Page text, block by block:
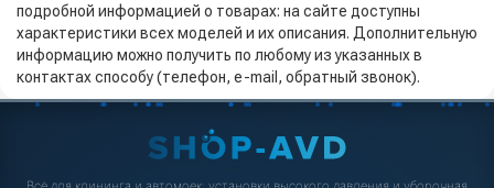
подробной информацией о товарах: на сайте доступны
характеристики всех моделей и их описания. Дополнительную
информацию можно получить по любому из указанных в
контактах способу (телефон, e-mail, обратный звонок).